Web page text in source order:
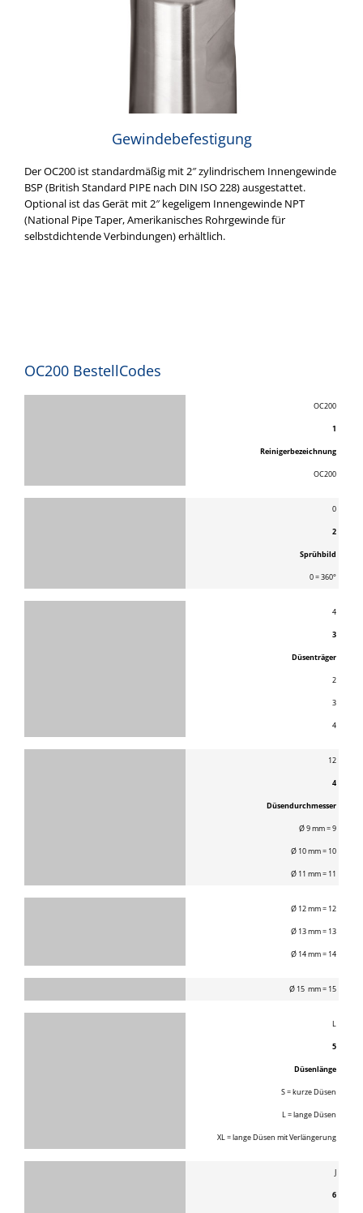
Gewindebefestigung
Der OC200 ist standardmäßig mit 2″ zylindrischem Innengewinde
BSP (British Standard PIPE nach DIN ISO 228) ausgestattet.
Optional ist das Gerät mit 2″ kegeligem Innengewinde NPT
(National Pipe Taper, Amerikanisches Rohrgewinde für
selbstdichtende Verbindungen) erhältlich.
OC200 BestellCodes
OC200
1
Reinigerbezeichnung
OC200
0
2
Sprühbild
0 = 360°
4
3
Düsenträger
2
3
4
12
4
Düsendurchmesser
Ø 9 mm = 9
Ø 10 mm = 10
Ø 11 mm = 11
Ø 12 mm = 12
Ø 13 mm = 13
Ø 14 mm = 14
Ø 15 mm = 15
L
5
Düsenlänge
S = kurze Düsen
L = lange Düsen
XL = lange Düsen mit Verlängerung
J
6